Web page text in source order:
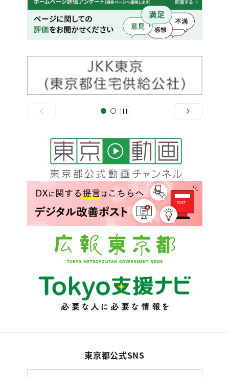
東京都公式SNS